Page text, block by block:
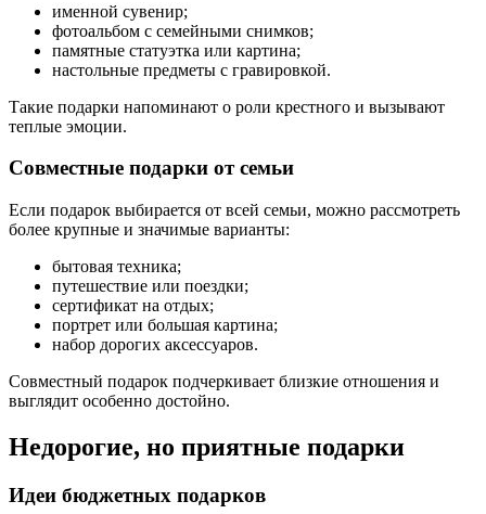
именной сувенир;
фотоальбом с семейными снимков;
памятные статуэтка или картина;
настольные предметы с гравировкой.
Такие подарки напоминают о роли крестного и вызывают
теплые эмоции.
Совместные подарки от семьи
Если подарок выбирается от всей семьи, можно рассмотреть
более крупные и значимые варианты:
бытовая техника;
путешествие или поездки;
сертификат на отдых;
портрет или большая картина;
набор дорогих аксессуаров.
Совместный подарок подчеркивает близкие отношения и
выглядит особенно достойно.
Недорогие, но приятные подарки
Идеи бюджетных подарков